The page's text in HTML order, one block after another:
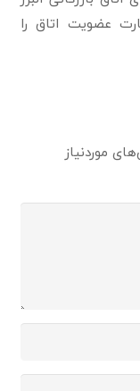
عضویت اتاق را
موردنیاز